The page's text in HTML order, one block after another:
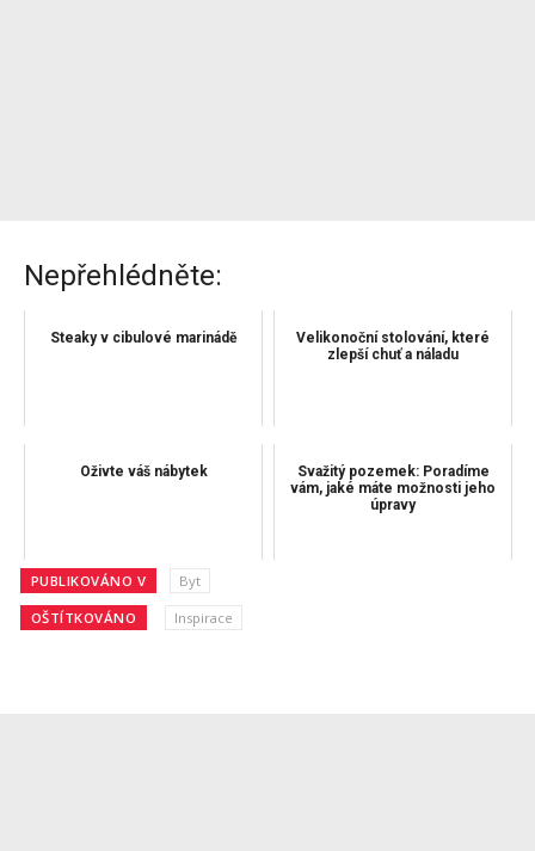
Nepřehlédněte:
Steaky v cibulové marinádě
Velikonoční stolování, které
zlepší chuť a náladu
Oživte váš nábytek
Svažitý pozemek: Poradíme
vám, jaké máte možnosti jeho
úpravy
PUBLIKOVÁNO V Byt
OŠTÍTKOVÁNO Inspirace